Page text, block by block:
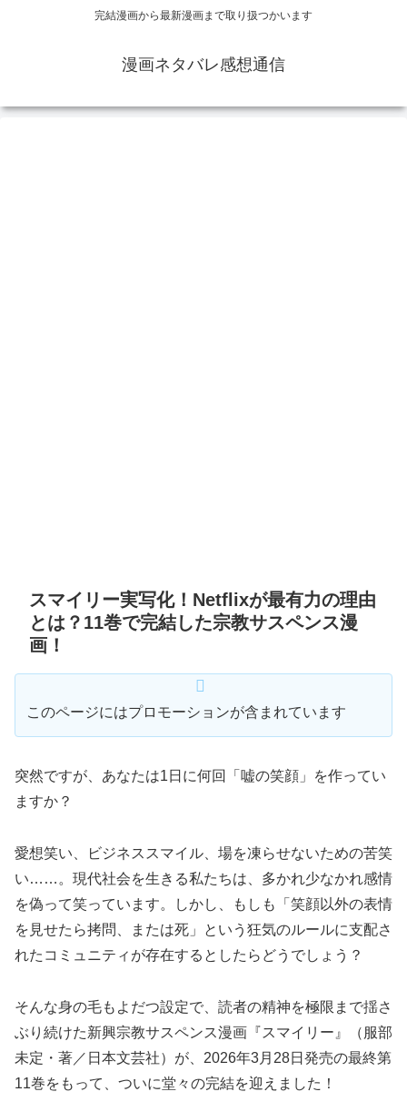
完結漫画から最新漫画まで取り扱つかいます
漫画ネタバレ感想通信
スマイリー実写化！Netflixが最有力の理由
とは？11巻で完結した宗教サスペンス漫
画！
このページにはプロモーションが含まれています
突然ですが、あなたは1日に何回「嘘の笑顔」を作ってい
ますか？
愛想笑い、ビジネススマイル、場を凍らせないための苦笑
い……。現代社会を生きる私たちは、多かれ少なかれ感情
を偽って笑っています。しかし、もしも「笑顔以外の表情
を見せたら拷問、または死」という狂気のルールに支配さ
れたコミュニティが存在するとしたらどうでしょう？
そんな身の毛もよだつ設定で、読者の精神を極限まで揺さ
ぶり続けた新興宗教サスペンス漫画『スマイリー』（服部
未定・著／日本文芸社）が、2026年3月28日発売の最終第
11巻をもって、ついに堂々の完結を迎えました！